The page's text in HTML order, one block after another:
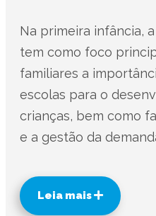
Na primeira infância,
tem como foco
familiares a
escolas para o
crianças, bem como
e a gestão da
Leia mais